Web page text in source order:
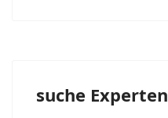
suche Experten